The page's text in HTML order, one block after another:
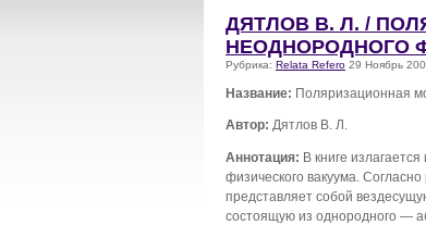
ДЯТЛОВ В. Л. /
НЕОДНОРОДНОГО
Рубрика: Relata Refero 29 Ноябрь
Название: Поляризационная
Автор: Дятлов В. Л.
Аннотация: В книге
физического вакуума.
представляет собой
состоящую из однородного —